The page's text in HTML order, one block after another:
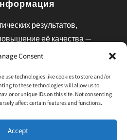
Consent
use technologies like cookies to store and/or
to these technologies will allow us to
or unique IDs on this site. Not consenting
affect certain features and functions.
Accept
результатов,
её качества —
Пожалуйста, не
разъяснений.